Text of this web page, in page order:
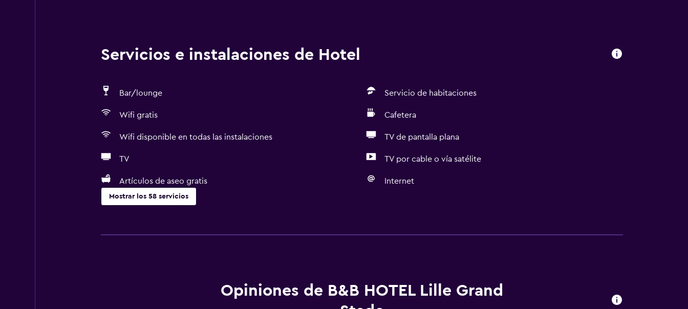
Servicios e instalaciones de Hotel
Bar/lounge Servicio de habitaciones
Wifi gratis Cafetera
Wifi disponible en todas las instalaciones TV de pantalla plana
TV TV por cable o vía satélite
Artículos de aseo gratis Internet
Mostrar los 58 servicios
Unidad accesible para personas en silla de ruedas
Ducha adaptada para silla de ruedas
Wifi gratis
Toallas
Opiniones de B&B HOTEL Lille Grand